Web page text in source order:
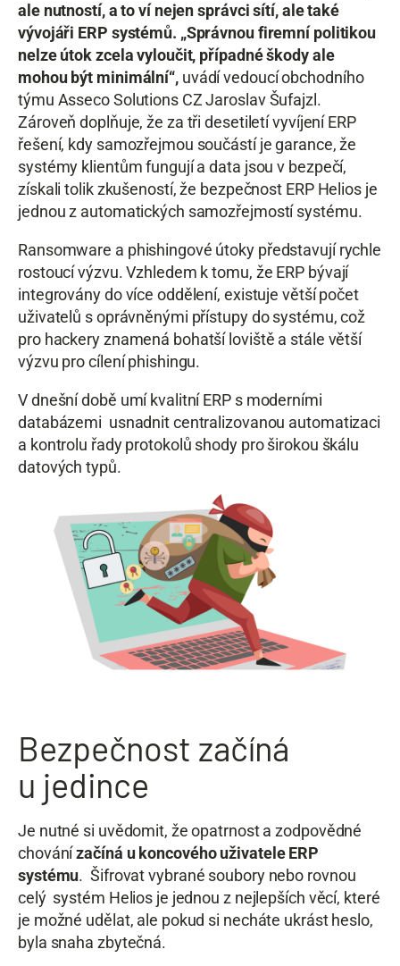
ale nutností, a to ví nejen správci sítí, ale také
vývojáři ERP systémů. „Správnou firemní politikou
nelze útok zcela vyloučit, případné škody ale
mohou být minimální“, uvádí vedoucí obchodního
týmu Asseco Solutions CZ Jaroslav Šufajzl.
Zároveň doplňuje, že za tři desetiletí vyvíjení ERP
řešení, kdy samozřejmou součástí je garance, že
systémy klientům fungují a data jsou v bezpečí,
získali tolik zkušeností, že bezpečnost ERP Helios je
jednou z automatických samozřejmostí systému.
Ransomware a phishingové útoky představují rychle
rostoucí výzvu. Vzhledem k tomu, že ERP bývají
integrovány do více oddělení, existuje větší počet
uživatelů s oprávněnými přístupy do systému, což
pro hackery znamená bohatší loviště a stále větší
výzvu pro cílení phishingu.
V dnešní době umí kvalitní ERP s moderními
databázemi usnadnit centralizovanou automatizaci
a kontrolu řady protokolů shody pro širokou škálu
datových typů.
Bezpečnost začíná
u jedince
Je nutné si uvědomit, že opatrnost a zodpovědné
chovánízačíná u koncového uživatele ERP
systému. Šifrovat vybrané soubory nebo rovnou
celý systém Helios je jednou z nejlepších věcí, které
je možné udělat, ale pokud si necháte ukrást heslo,
byla snaha zbytečná.